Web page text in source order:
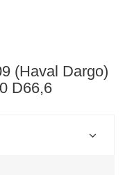
(Haval Dargo)
D66,6